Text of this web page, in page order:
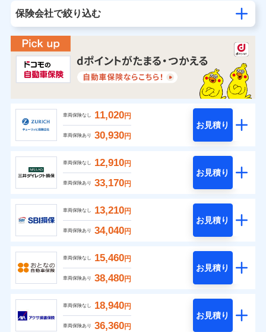
保険会社で絞り込む
車両保険なし 11,020円
車両保険あり 30,930円
お見積り
車両保険なし 12,910円
車両保険あり 33,170円
お見積り
車両保険なし 13,210円
車両保険あり 34,040円
お見積り
車両保険なし 15,460円
車両保険あり 38,480円
お見積り
車両保険なし 18,940円
車両保険あり 36,360円
お見積り